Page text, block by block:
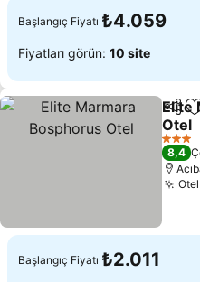
Başlangıç Fiyatı ₺4.059
Fiyatları görün: 10 site
Elite
Otel
3 Yıldız
8,4
Başlangıç Fiyatı ₺2.011